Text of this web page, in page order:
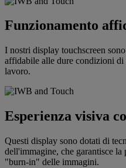
Funzionamento
I nostri display touchscreen
affidabile alle dure condizioni
lavoro.
Esperienza visiva
Questi display sono dotati di
dell'immagine, che garantisce
"burn-in" delle immagini.